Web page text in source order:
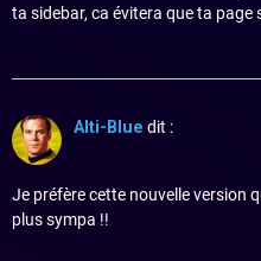
ta sidebar, ca évitera que ta page
Alti-Blue dit :
Je préfère cette nouvelle version
plus sympa !!